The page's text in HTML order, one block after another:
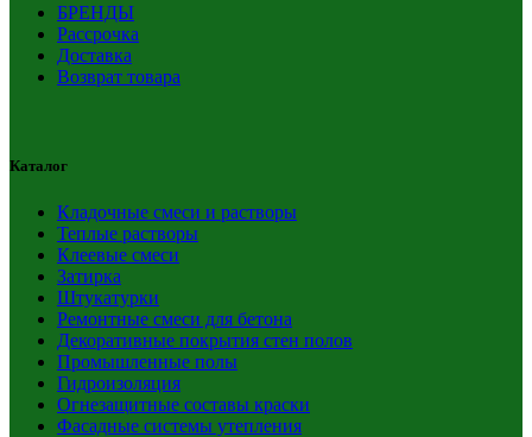
БРЕНДЫ
Рассрочка
Доставка
Возврат товара
Каталог
Кладочные смеси и растворы
Теплые растворы
Клеевые смеси
Затирка
Штукатурки
Ремонтные смеси для бетона
Декоративные покрытия стен полов
Промышленные полы
Гидроизоляция
Огнезащитные составы краски
Фасадные системы утепления